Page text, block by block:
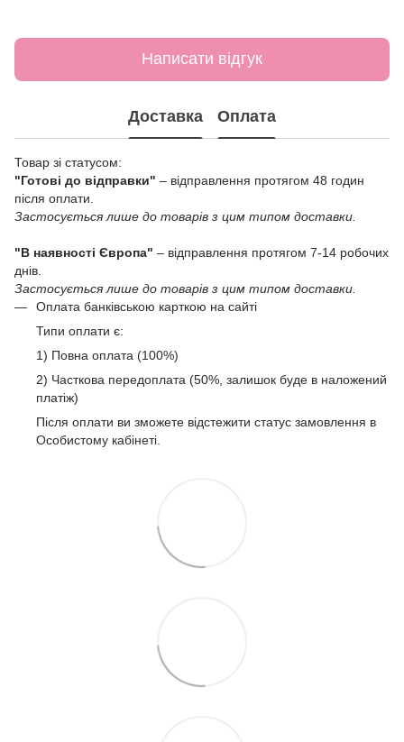
Написати відгук
Доставка Оплата
Товар зі статусом:
"Готові до відправки" – відправлення протягом 48 годин
після оплати.
Застосується лише до товарів з цим типом доставки.
"В наявності Європа" – відправлення протягом 7-14 робочих
днів.
Застосується лише до товарів з цим типом доставки.
Оплата банківською карткою на сайті
Типи оплати є:
1) Повна оплата (100%)
2) Часткова передоплата (50%, залишок буде в наложений
платіж)
Після оплати ви зможете відстежити статус замовлення в
Особистому кабінеті.